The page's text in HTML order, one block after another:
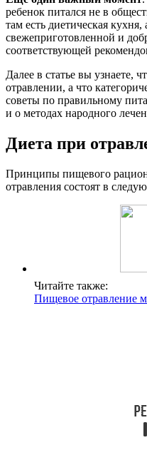
ребенок питался не в
там есть диетическая
свежеприготовленной и
соответствующей
Далее в статье вы узнаете,
отравлении, а что
советы по правильному
и о методах народного
Диета при
Принципы пищевого
отравления состоят в
Читайте также:
Пищевое отравление